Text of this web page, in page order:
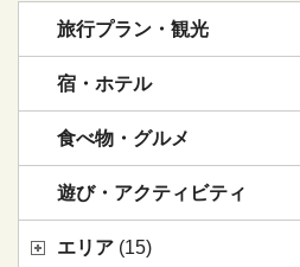
旅行プラン・観光
宿・ホテル
食べ物・グルメ
遊び・アクティビティ
エリア (15)